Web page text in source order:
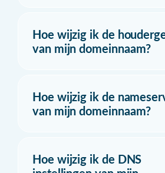
Hoe wijzig ik de
van mijn domeinnaam?
Hoe wijzig ik de
van mijn domeinnaam?
Hoe wijzig ik de DNS